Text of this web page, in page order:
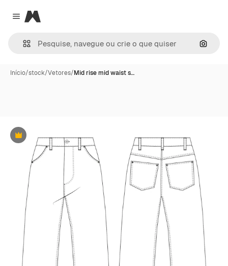
Close menu
Magnific
Início/stock/Vetores/Mid rise mid waist s…
Premium